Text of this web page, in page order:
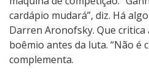
cardápio mudará”, diz. Há algo
Darren Aronofsky. Que
boêmio antes da luta. “Não é
complementa.